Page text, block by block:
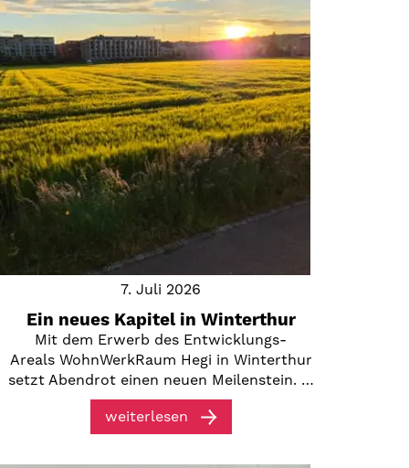
7. Juli 2026
Ein neues Kapitel in Winterthur
Mit dem Erwerb des Entwicklungs-
Areals WohnWerkRaum Hegi in Winterthur
setzt Abendrot einen neuen Meilenstein. …
weiterlesen